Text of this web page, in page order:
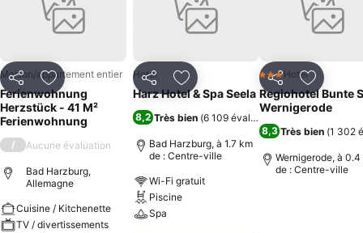
PartagerAjouter à mes favoris
Maison/appartement entier
Ferienwohnung
Herzstück - 41 M²
Ferienwohnung
/ Aucune évaluation
Bad Harzburg,
Allemagne
Cuisine / Kitchenette
TV / divertissements
PartagerAjouter à mes favoris
Hotel
Harz Hotel & Spa Seela
8,2 Très bien (6 109 évaluations
Bad Harzburg, à 1.7 km
de : Centre-ville
Wi-Fi gratuit
Piscine
Spa
PartagerAjouter
3 ÉtoilesHotel
Regiohotel Bunte
Wernigerode
8,3 Très bien (1 302
Wernigerode, à 0.4
de : Centre-ville